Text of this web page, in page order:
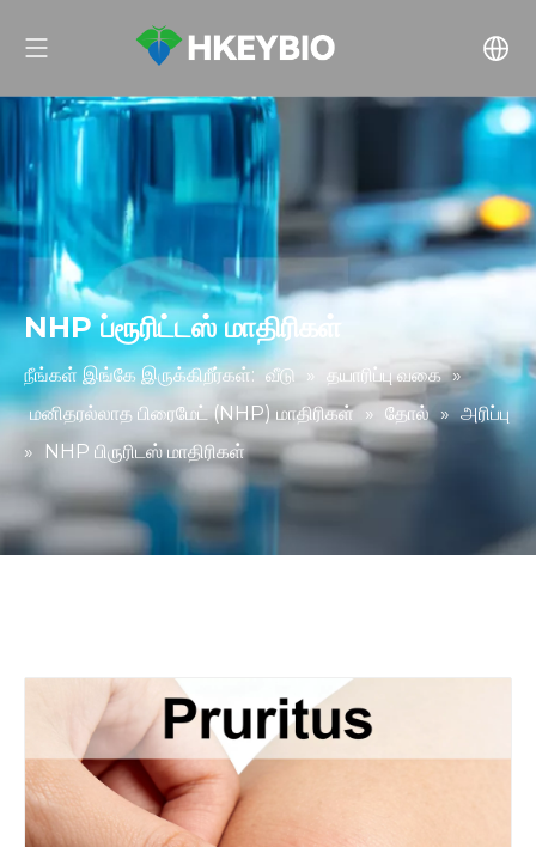
NHP ப்ரூரிட்டஸ் மாதிரிகள்
நீங்கள் இங்கே இருக்கிறீர்கள்: வீடு » தயாரிப்பு வகை »
மனிதரல்லாத பிரைமேட் (NHP) மாதிரிகள் » தோல் » அரிப்பு
»
NHP பிருரிடஸ் மாதிரிகள்